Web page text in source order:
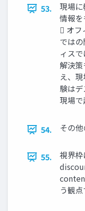
53.
現場に
情報を
 オフ
では
ィス
解決
え、
験は
現場で
54. その
55.
視界
う観点